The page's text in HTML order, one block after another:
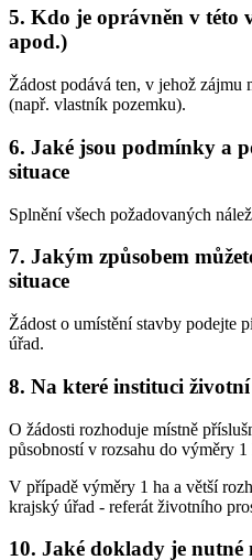
5. Kdo je oprávněn v této
apod.)
Žádost podává ten, v jehož
(např. vlastník pozemku).
6. Jaké jsou podmínky a
situace
Splnění všech požadovaných
7. Jakým způsobem
situace
Žádost o umístění stavby podejte
úřad.
8. Na které instituci
O žádosti rozhoduje místně
působností v rozsahu do výměry 1
V případě výměry 1 ha a větší
krajský úřad - referát životního
10. Jaké doklady je nutné